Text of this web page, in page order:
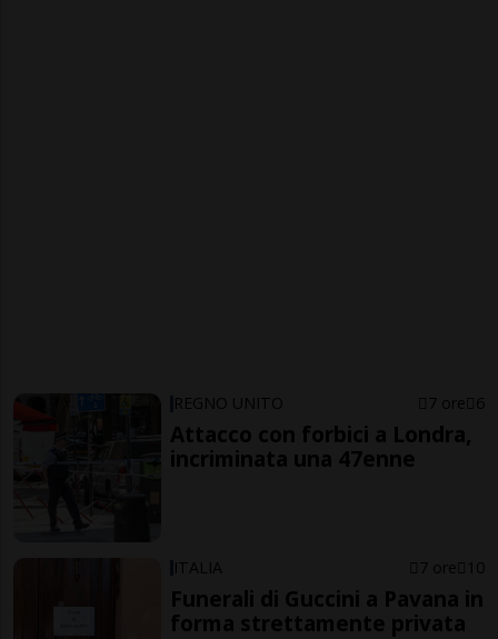
REGNO UNITO 7 ore 6
Attacco con forbici a Londra,
incriminata una 47enne
ITALIA 7 ore 10
Funerali di Guccini a Pavana in
forma strettamente privata